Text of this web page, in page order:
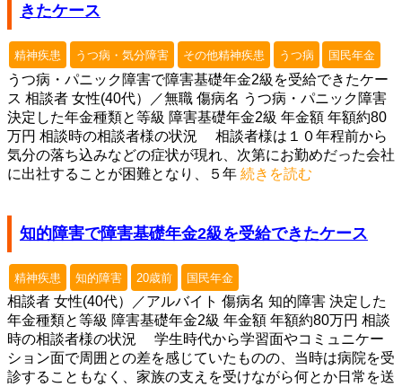
きたケース
精神疾患 うつ病・気分障害 その他精神疾患 うつ病 国民年金
うつ病・パニック障害で障害基礎年金2級を受給できたケー
ス 相談者 女性(40代）／無職 傷病名 うつ病・パニック障害
決定した年金種類と等級 障害基礎年金2級 年金額 年額約80
万円 相談時の相談者様の状況 相談者様は１０年程前から
気分の落ち込みなどの症状が現れ、次第にお勤めだった会社
に出社することが困難となり、５年 続きを読む
知的障害で障害基礎年金2級を受給できたケース
精神疾患 知的障害 20歳前 国民年金
相談者 女性(40代）／アルバイト 傷病名 知的障害 決定した
年金種類と等級 障害基礎年金2級 年金額 年額約80万円 相談
時の相談者様の状況 学生時代から学習面やコミュニケー
ション面で周囲との差を感じていたものの、当時は病院を受
診することもなく、家族の支えを受けながら何とか日常を送